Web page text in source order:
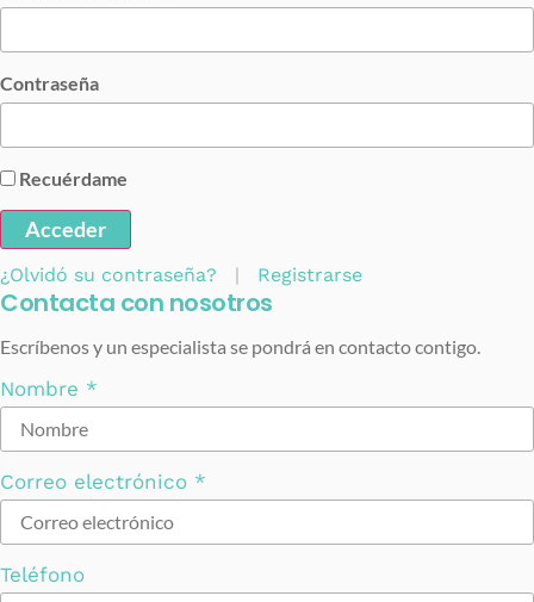
Contraseña
Recuérdame
Acceder
¿Olvidó su contraseña? | Registrarse
Contacta con nosotros
Escríbenos y un especialista se pondrá en contacto contigo.
Nombre *
Correo electrónico *
Teléfono